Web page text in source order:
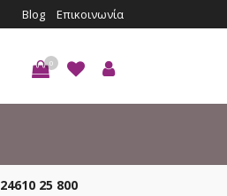
Blog Επικοινωνία
0
24610 25 800